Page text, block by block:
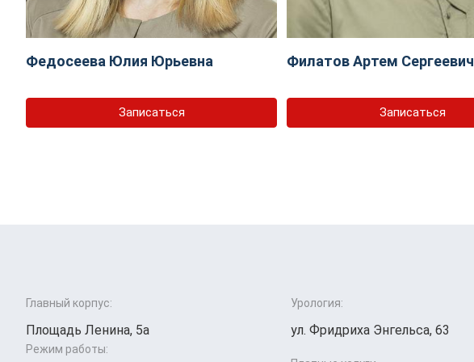
Федосеева Юлия Юрьевна
Записаться
Филатов Артем Сергеевич
Записаться
Главный корпус:
Площадь Ленина, 5а
Режим работы:
Урология:
ул. Фридриха Энгельса, 63